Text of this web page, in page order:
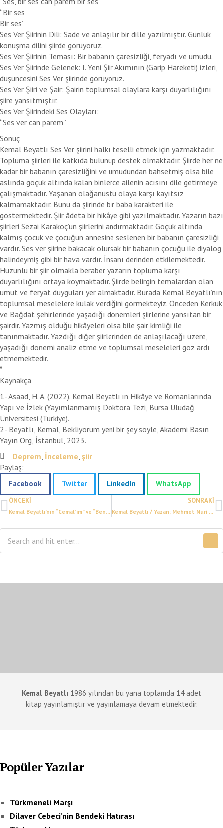
“Bir ses
Bir ses”
Ses Ver Şiirinin Dili: Sade ve anlaşılır bir dille yazılmıştır. Günlük
konuşma dilini şiirde görüyoruz.
Ses Ver Şiirinin Teması: Bir babanın çaresizliği, feryadı ve umudu.
Ses Ver Şiirinde Gelenek: I. Yeni Şiir Akımının (Garip Hareketi) izleri,
düşüncesini Ses Ver şiirinde görüyoruz.
Ses Ver Şiiri ve Şair: Şairin toplumsal olaylara karşı duyarlılığını
şiire yansıtmıştır.
Ses Ver Şiirindeki Ses Olayları:
“Ses ver can parem”
Sonuç
Kemal Beyatlı Ses Ver şiirini halkı teselli etmek için yazmaktadır.
Topluma şiirleri ile katkıda bulunup destek olmaktadır. Şiirde her ne
kadar bir babanın çaresizliğini ve umudundan bahsetmiş olsa bile
aslında göçük altında kalan binlerce ailenin acısını dile getirmeye
çalışmaktadır. Yaşanan olağanüstü olaya karşı kayıtsız
kalmamaktadır. Bunu da şiirinde bir baba karakteri ile
göstermektedir. Şiir âdeta bir hikâye gibi yazılmaktadır. Yazarın bazı
şiirleri Sezai Karakoç’un şiirlerini andırmaktadır. Göçük altında
kalmış çocuk ve çocuğun annesine seslenen bir babanın çaresizliği
vardır. Ses ver şiirine bakacak olursak bir babanın çocuğu ile diyalog
halindeymiş gibi bir hava vardır. İnsanı derinden etkilemektedir.
Hüzünlü bir şiir olmakla beraber yazarın topluma karşı
duyarlılığını ortaya koymaktadır. Şiirde belirgin temalardan olan
umut ve feryat duyguları yer almaktadır. Burada Kemal Beyatlı’nın
toplumsal meselelere kulak verdiğini görmekteyiz. Önceden Kerkük
ve Bağdat şehirlerinde yaşadığı dönemleri şiirlerine yansıtan bir
şairdir. Yazmış olduğu hikâyeleri olsa bile şair kimliği ile
tanınmaktadır. Yazdığı diğer şiirlerinden de anlaşılacağı üzere,
yaşadığı dönemi analiz etme ve toplumsal meseleleri göz ardı
etmemektedir.
*
Kaynakça
1- Asaad, H. A. (2022). Kemal Beyatlı’ın Hikâye ve Romanlarında
Yapı ve İzlek (Yayımlanmamış Doktora Tezi, Bursa Uludağ
Üniversitesi (Türkiye).
2- Beyatlı, Kemal, Bekliyorum yeni bir şey söyle, Akademi Basın
Yayın Org, İstanbul, 2023.
Deprem İnceleme şiir
Paylaş:
Facebook Twitter LinkedIn WhatsApp
ÖNCEKI
Kemal Beyatlı’nın “Cemal’im” ve “Ben Yaşamayı Sevmiştim” Şiirlerinin Analizi
SONRAKI
Kemal Beyatlı / Yazan: Mehmet Nuri Yardım
Kemal Beyatlı 1986 yılından bu yana toplamda 14 adet
kitap yayınlamıştır ve yayınlamaya devam etmektedir.
Popüler Yazılar
Türkmeneli Marşı
Dilaver Cebeci’nin Bendeki Hatırası